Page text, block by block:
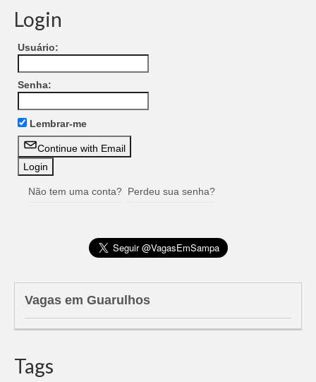
Login
Usuário:
Senha:
Lembrar-me
Continue with Email
Não tem uma conta? Perdeu sua senha?
Vagas em Guarulhos
Tags